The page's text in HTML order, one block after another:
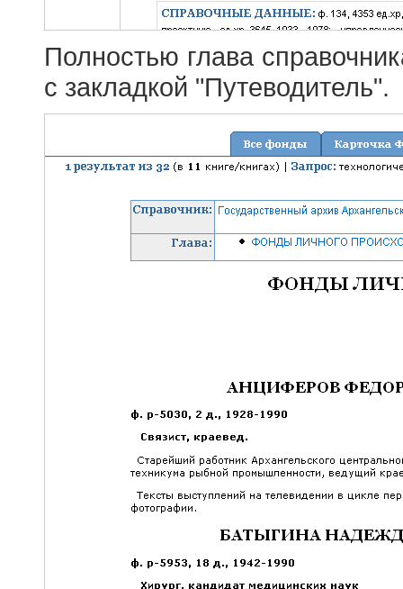
Полностью глава
с закладкой "Путеводитель".